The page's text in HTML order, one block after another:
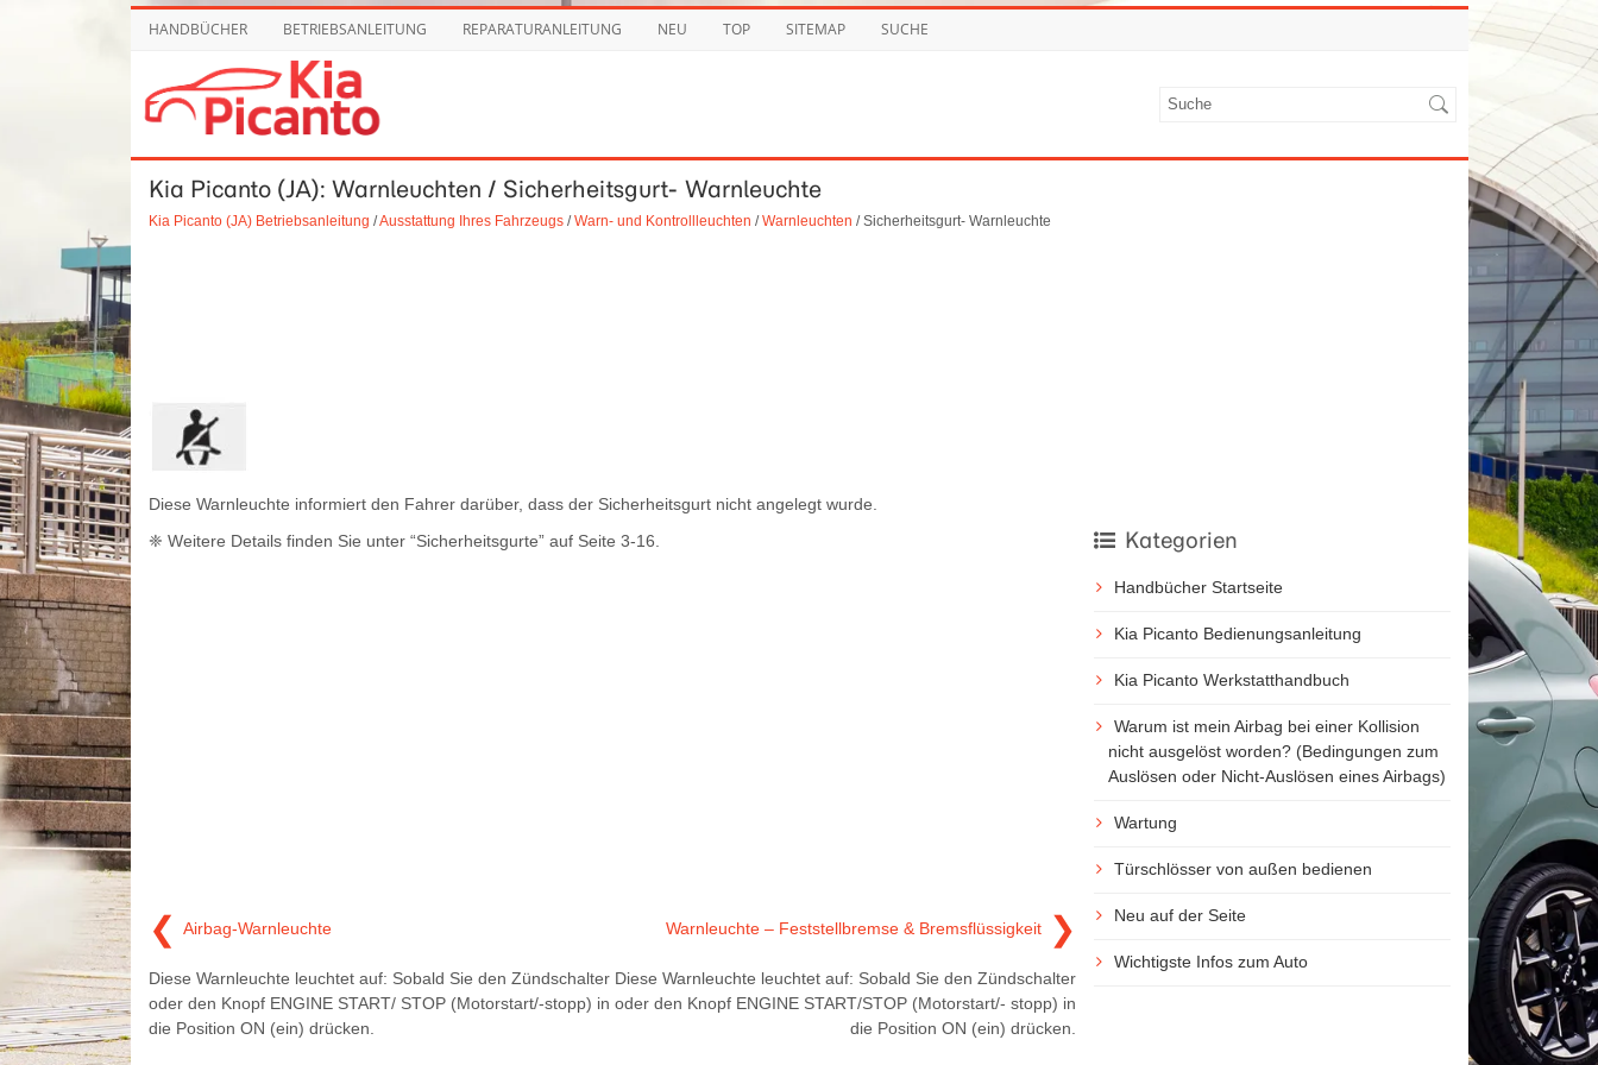
HANDBÜCHER BETRIEBSANLEITUNG REPARATURANLEITUNG NEU TOP SITEMAP SUCHE
Kia Picanto (JA): Warnleuchten / Sicherheitsgurt- Warnleuchte
Kia Picanto (JA) Betriebsanleitung /Ausstattung Ihres Fahrzeugs/Warn- und Kontrollleuchten /Warnleuchten / Sicherheitsgurt- Warnleuchte
Diese Warnleuchte informiert den Fahrer darüber, dass der Sicherheitsgurt nicht angelegt wurde.
❈ Weitere Details finden Sie unter “Sicherheitsgurte” auf Seite 3-16.
❮ Airbag-Warnleuchte
Diese Warnleuchte leuchtet auf: Sobald Sie den Zündschalter
oder den Knopf ENGINE START/ STOP (Motorstart/-stopp) in
die Position ON (ein) drücken.
Warnleuchte – Feststellbremse & Bremsflüssigkeit ❯
Diese Warnleuchte leuchtet auf: Sobald Sie den Zündschalter
oder den Knopf ENGINE START/STOP (Motorstart/- stopp) in
die Position ON (ein) drücken.
Kategorien
Handbücher Startseite
Kia Picanto Bedienungsanleitung
Kia Picanto Werkstatthandbuch
Warum ist mein Airbag bei einer Kollision
nicht ausgelöst worden? (Bedingungen zum
Auslösen oder Nicht-Auslösen eines Airbags)
Wartung
Türschlösser von außen bedienen
Neu auf der Seite
Wichtigste Infos zum Auto